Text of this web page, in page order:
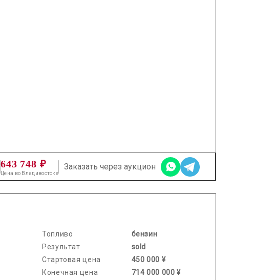
643 748 ₽
Цена во Владивостоке
Заказать через аукцион
Топливо
бензин
Результат
sold
Стартовая цена
450 000 ¥
Конечная цена
714 000 000 ¥